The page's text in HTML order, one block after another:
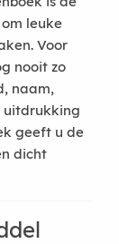
leuke
Voor
nooit zo
naam,
uitdrukking
geeft u de
dicht